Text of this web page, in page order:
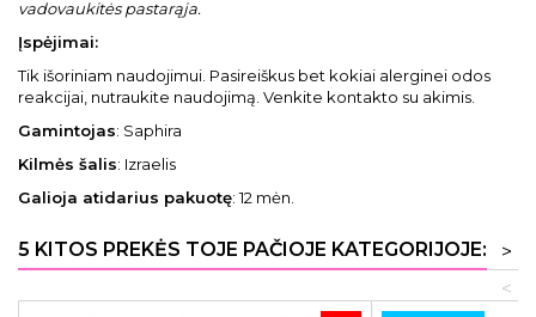
vadovaukitės pastarąja.
Įspėjimai:
Tik išoriniam naudojimui. Pasireiškus bet kokiai alerginei odos
reakcijai, nutraukite naudojimą. Venkite kontakto su akimis.
Gamintojas: Saphira
Kilmės šalis: Izraelis
Galioja atidarius pakuotę: 12 mėn.
5 KITOS PREKĖS TOJE PAČIOJE KATEGORIJOJE:
>
<